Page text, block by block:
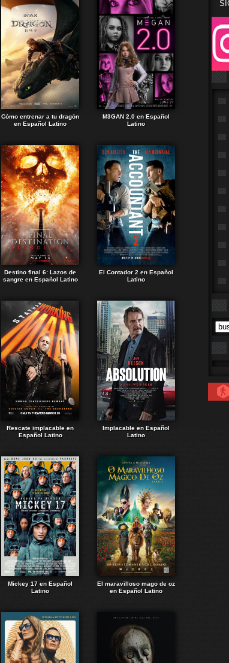
Cómo entrenar a tu dragón
en Español Latino
M3GAN 2.0 en Español
Latino
Destino final 6: Lazos de
sangre en Español Latino
El Contador 2 en Español
Latino
Rescate implacable en
Español Latino
Implacable en Español
Latino
Mickey 17 en Español
Latino
El maravilloso mago de oz
en Español Latino